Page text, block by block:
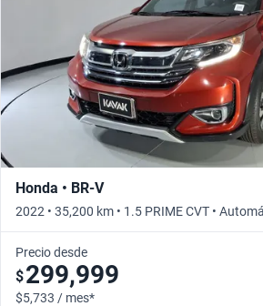
Honda • BR-V
2022 • 35,200 km • 1.5 PRIME CVT •
Precio desde
$299,999
$5,733 / mes*